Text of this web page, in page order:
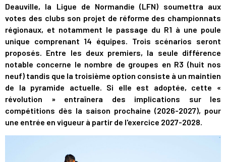
Deauville, la Ligue de Normandie (LFN) soumettra aux
votes des clubs son projet de réforme des championnats
régionaux, et notamment le passage du R1 à une poule
unique comprenant 14 équipes. Trois scénarios seront
proposés. Entre les deux premiers, la seule différence
notable concerne le nombre de groupes en R3 (huit nos
neuf) tandis que la troisième option consiste à un maintien
de la pyramide actuelle. Si elle est adoptée, cette «
révolution » entraînera des implications sur les
compétitions dès la saison prochaine (2026-2027), pour
une entrée en vigueur à partir de l'exercice 2027-2028.